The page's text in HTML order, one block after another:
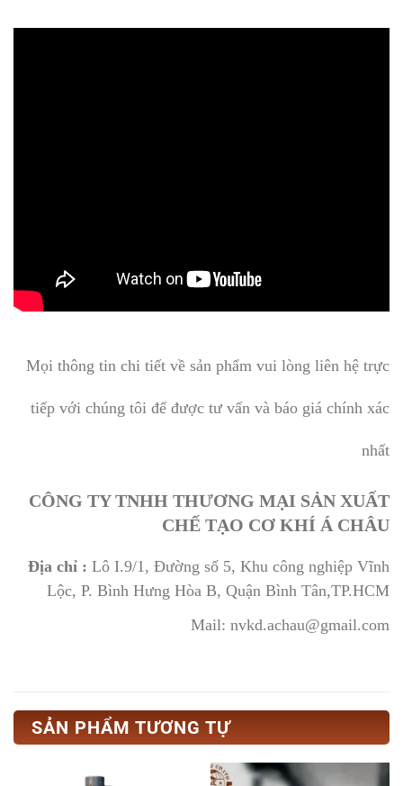
Mọi thông tin chi tiết về sản phẩm vui lòng liên hệ trực
tiếp với chúng tôi để được tư vấn và báo giá chính xác
nhất
CÔNG TY TNHH THƯƠNG MẠI SẢN XUẤT
CHẾ TẠO CƠ KHÍ Á CHÂU
Địa chỉ : Lô I.9/1, Đường số 5, Khu công nghiệp Vĩnh
Lộc, P. Bình Hưng Hòa B, Quận Bình Tân,TP.HCM
Mail: nvkd.achau@gmail.com
SẢN PHẨM TƯƠNG TỰ